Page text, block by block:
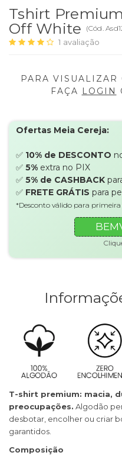
Tshirt
Off White
(Cód.
1 avaliação
PARA VISUALIZAR
FAÇA LOGIN
Ofertas Meia Cereja:
✅ 10% de DESCONTO
✅ 5% extra no PIX
✅ 5% de CASHBACK
✅ FRETE GRÁTIS para
*Desconto válido para
T-shirt premium: macia,
preocupações. Algodão
desbotar, encolher ou criar
garantidos.
Composição